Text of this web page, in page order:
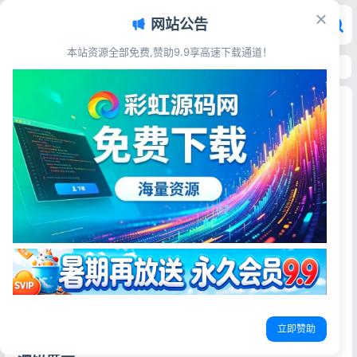
首页>源码资源>其他源码>网站维护停运通知静态页面源码
网站维护停运通知静态页面源码
彩虹源码网
2026-06-16 15阅读
源码简介
简约网站维护停运通知页面源码，自适应手机电脑，样式美
观无多余插件，源码完整可用，上手简单
一个HTML单页网站停运源码，页面简洁美观，自适应手机和
电脑端
网站公告
本站资源全部免费,赞助9.9享高速下载通道！
立即赞助